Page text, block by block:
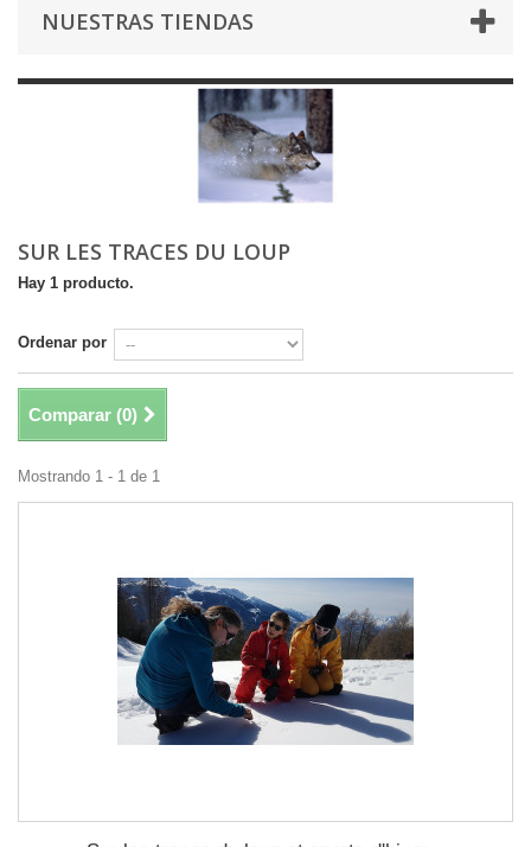
NUESTRAS TIENDAS
SUR LES TRACES DU LOUP
Hay 1 producto.
Ordenar por
Comparar (0)
Mostrando 1 - 1 de 1